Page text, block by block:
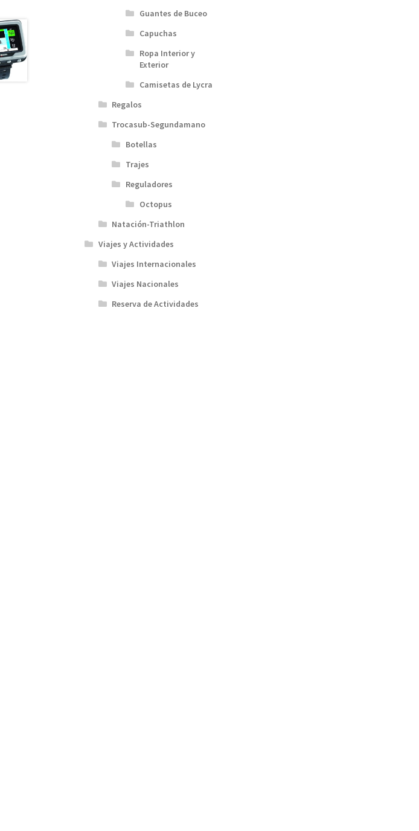
Guantes de Buceo
Capuchas
Ropa Interior y
Exterior
Camisetas de Lycra
Regalos
Trocasub-Segundamano
Botellas
Trajes
Reguladores
Octopus
Natación-Triathlon
Viajes y Actividades
Viajes Internacionales
Viajes Nacionales
Reserva de Actividades